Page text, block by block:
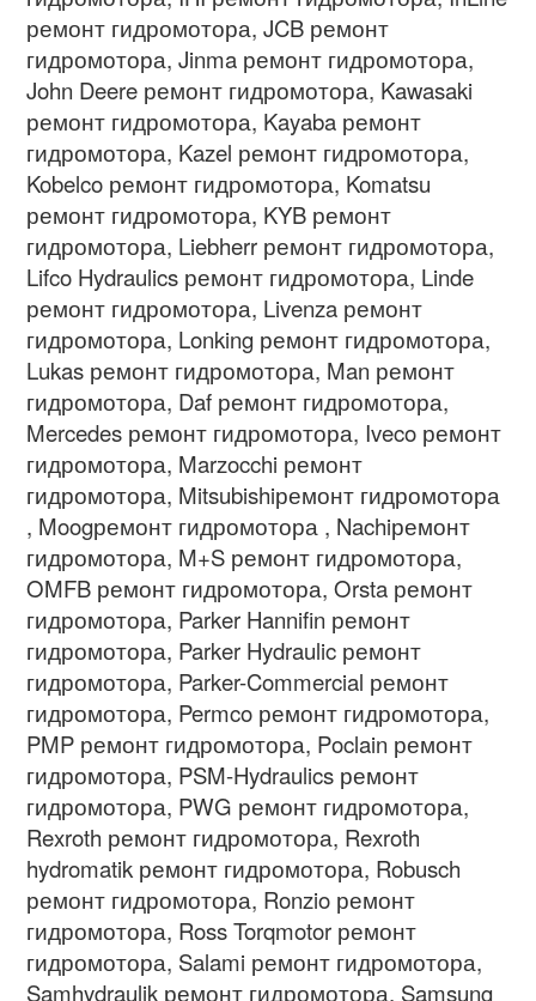
ремонт гидромотора, JCB ремонт
гидромотора, Jinma ремонт гидромотора,
John Deere ремонт гидромотора, Kawasaki
ремонт гидромотора, Kayaba ремонт
гидромотора, Kazel ремонт гидромотора,
Kobelco ремонт гидромотора, Komatsu
ремонт гидромотора, KYB ремонт
гидромотора, Liebherr ремонт гидромотора,
Lifco Hydraulics ремонт гидромотора, Linde
ремонт гидромотора, Livenza ремонт
гидромотора, Lonking ремонт гидромотора,
Lukas ремонт гидромотора, Man ремонт
гидромотора, Daf ремонт гидромотора,
Mercedes ремонт гидромотора, Iveco ремонт
гидромотора, Marzocchi ремонт
гидромотора, Mitsubishiремонт гидромотора
, Moogремонт гидромотора , Nachiремонт
гидромотора, M+S ремонт гидромотора,
OMFB ремонт гидромотора, Orsta ремонт
гидромотора, Parker Hannifin ремонт
гидромотора, Parker Hydraulic ремонт
гидромотора, Parker-Commercial ремонт
гидромотора, Permco ремонт гидромотора,
PMP ремонт гидромотора, Poclain ремонт
гидромотора, PSM-Hydraulics ремонт
гидромотора, PWG ремонт гидромотора,
Rexroth ремонт гидромотора, Rexroth
hydromatik ремонт гидромотора, Robusch
ремонт гидромотора, Ronzio ремонт
гидромотора, Ross Torqmotor ремонт
гидромотора, Salami ремонт гидромотора,
Samhydraulik ремонт гидромотора, Samsung